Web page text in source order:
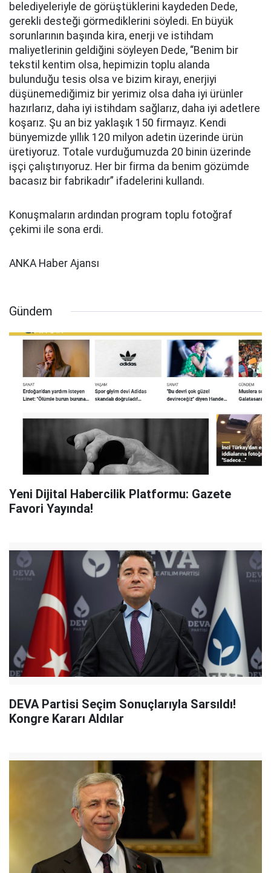
belediyeleriyle de görüştüklerini kaydeden Dede,
gerekli desteği görmediklerini söyledi. En büyük
sorunlarının başında kira, enerji ve istihdam
maliyetlerinin geldiğini söyleyen Dede, “Benim bir
tekstil kentim olsa, hepimizin toplu alanda
bulunduğu tesis olsa ve bizim kirayı, enerjiyi
düşünemediğimiz bir yerimiz olsa daha iyi ürünler
hazırlarız, daha iyi istihdam sağlarız, daha iyi adetlere
koşarız. Şu an biz yaklaşık 150 firmayız. Kendi
bünyemizde yıllık 120 milyon adetin üzerinde ürün
üretiyoruz. Totale vurduğumuzda 20 binin üzerinde
işçi çalıştırıyoruz. Her bir firma da benim gözümde
bacasız bir fabrikadır” ifadelerini kullandı.
Konuşmaların ardından program toplu fotoğraf
çekimi ile sona erdi.
ANKA Haber Ajansı
Gündem
Yeni Dijital Habercilik Platformu: Gazete
Favori Yayında!
DEVA Partisi Seçim Sonuçlarıyla Sarsıldı!
Kongre Kararı Aldılar